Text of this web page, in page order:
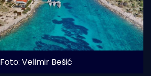
Foto: Velimir Bešić